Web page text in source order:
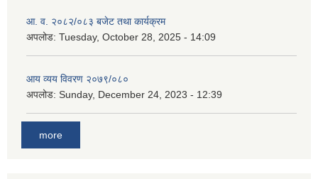
आ. व. २०८२/०८३ बजेट तथा कार्यक्रम
अपलोड: Tuesday, October 28, 2025 - 14:09
आय व्यय विवरण २०७९/०८०
अपलोड: Sunday, December 24, 2023 - 12:39
more